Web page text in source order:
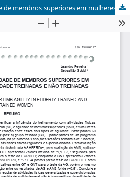
Agilidade geral e agilidade de membros superiores em mulheres de terceira idade treinadas e não treinadas